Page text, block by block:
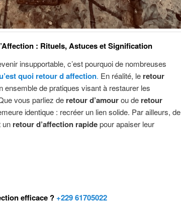
: Rituels, Astuces et Signification
insupportable, c’est pourquoi de nombreuses
quoi retour d affection. En réalité, le retour
ensemble de pratiques visant à restaurer les
vous parliez de retour d’amourou de retour
identique : recréer un lien solide. Par ailleurs, de
un retour d’affection rapidepour apaiser leur
efficace ?+229 61705022